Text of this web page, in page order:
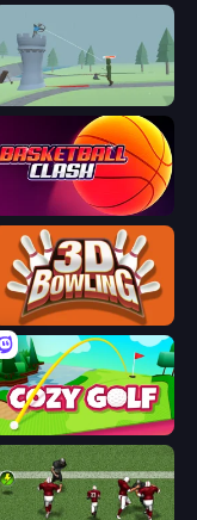
Tower Archer
Basketball Clash
3D Bowling
Cozy Golf